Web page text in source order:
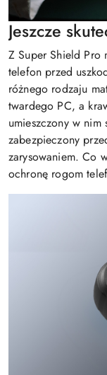
Jeszcze
Z Super Shield Pro
telefon przed
różnego rodzaju
twardego PC, a
umieszczony w nim
zabezpieczony
zarysowaniem. Co
ochronę rogom